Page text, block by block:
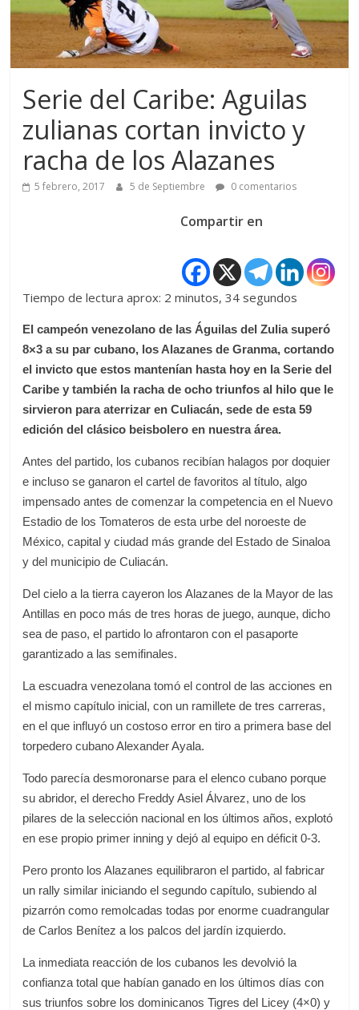
Serie del Caribe: Aguilas
zulianas cortan invicto y
racha de los Alazanes
5 febrero, 2017 5 de Septiembre 0 comentarios
Compartir en
Tiempo de lectura aprox: 2 minutos, 34 segundos
El campeón venezolano de las Águilas del Zulia superó
8×3 a su par cubano, los Alazanes de Granma, cortando
el invicto que estos mantenían hasta hoy en la Serie del
Caribe y también la racha de ocho triunfos al hilo que le
sirvieron para aterrizar en Culiacán, sede de esta 59
edición del clásico beisbolero en nuestra área.
Antes del partido, los cubanos recibían halagos por doquier
e incluso se ganaron el cartel de favoritos al título, algo
impensado antes de comenzar la competencia en el Nuevo
Estadio de los Tomateros de esta urbe del noroeste de
México, capital y ciudad más grande del Estado de Sinaloa
y del municipio de Culiacán.
Del cielo a la tierra cayeron los Alazanes de la Mayor de las
Antillas en poco más de tres horas de juego, aunque, dicho
sea de paso, el partido lo afrontaron con el pasaporte
garantizado a las semifinales.
La escuadra venezolana tomó el control de las acciones en
el mismo capítulo inicial, con un ramillete de tres carreras,
en el que influyó un costoso error en tiro a primera base del
torpedero cubano Alexander Ayala.
Todo parecía desmoronarse para el elenco cubano porque
su abridor, el derecho Freddy Asiel Álvarez, uno de los
pilares de la selección nacional en los últimos años, explotó
en ese propio primer inning y dejó al equipo en déficit 0-3.
Pero pronto los Alazanes equilibraron el partido, al fabricar
un rally similar iniciando el segundo capítulo, subiendo al
pizarrón como remolcadas todas por enorme cuadrangular
de Carlos Benítez a los palcos del jardín izquierdo.
La inmediata reacción de los cubanos les devolvió la
confianza total que habían ganado en los últimos días con
sus triunfos sobre los dominicanos Tigres del Licey (4×0) y